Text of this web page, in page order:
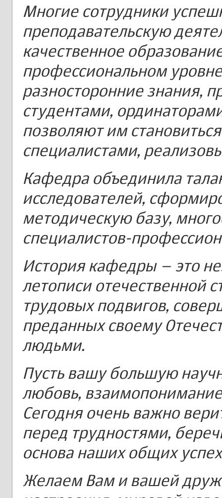
Многие сотрудники
преподавательскую
качественное
профессиональном
разносторонние знания,
студентами,
позволяют им
специалистами,
Кафедра объединила
исследователей,
методическую базу,
специалистов-
История кафедры – это
летописи отечественной
трудовых подвигов,
преданных своему
людьми.
Пусть вашу большую
любовь,
Сегодня очень важно
перед трудностями,
основа наших общих
Желаем Вам и вашей